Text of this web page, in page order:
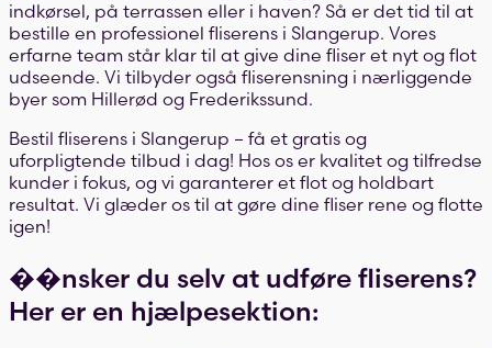
indkørsel, på terrassen eller i haven? Så er det tid til at
bestille en professionel fliserens i Slangerup. Vores
erfarne team står klar til at give dine fliser et nyt og flot
udseende. Vi tilbyder også fliserensning i nærliggende
byer som Hillerød og Frederikssund.
Bestil fliserens i Slangerup – få et gratis og
uforpligtende tilbud i dag! Hos os er kvalitet og tilfredse
kunder i fokus, og vi garanterer et flot og holdbart
resultat. Vi glæder os til at gøre dine fliser rene og flotte
igen!
��nsker du selv at udføre fliserens?
Her er en hjælpesektion: